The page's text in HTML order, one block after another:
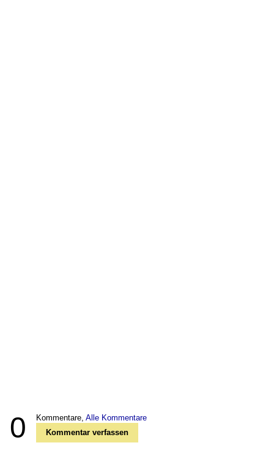
0 Kommentare, Alle Kommentare
Kommentar verfassen